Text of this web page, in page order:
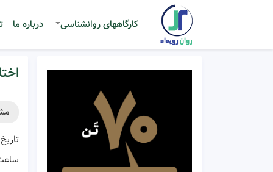
کارگاههای روانشناسی درباره ما